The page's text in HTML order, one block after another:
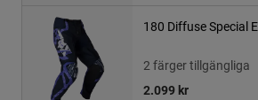
180 Diffuse Special
2 färger tillgängliga
2.099 kr